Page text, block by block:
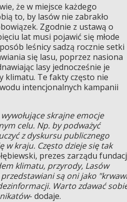
że w miejsce każdego
to, by lasów nie zabrakło
Zgodnie z ustawą o
lat musi pojawić się młode
leśnicy sadzą rocznie setki
się lasu, poprzez nasiona
lasy jednocześnie je
klimatu. Te fakty często nie
intencjonalnych kampanii
skrajne emocje
celu. Np. by podważyć
z dyskursu publicznego
kraju. Często dzieje się tak
prezes zarządu
klimatu, przyrody, Lasów
są oni jako "krwawi
Warto zdawać
- dodaje.